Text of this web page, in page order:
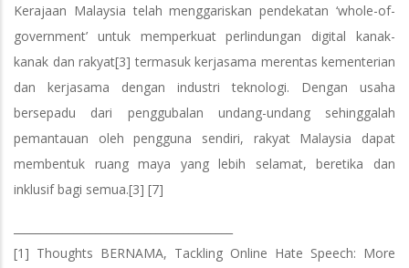
Kerajaan Malaysia telah menggariskan pendekatan ‘whole-of-
government’ untuk memperkuat perlindungan digital kanak-
kanak dan rakyat[3] termasuk kerjasama merentas kementerian
dan kerjasama dengan industri teknologi. Dengan usaha
bersepadu dari penggubalan undang-undang sehinggalah
pemantauan oleh pengguna sendiri, rakyat Malaysia dapat
membentuk ruang maya yang lebih selamat, beretika dan
inklusif bagi semua.[3] [7]
[1] Thoughts BERNAMA, Tackling Online Hate Speech: More